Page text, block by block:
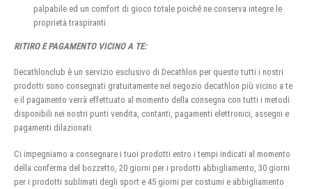
palpabile ed un comfort di gioco totale poiché ne conserva integre le
proprietà traspiranti.
RITIRO E PAGAMENTO VICINO A TE:
Decathlonclub è un servizio esclusivo di Decathlon per questo tutti i nostri
prodotti sono consegnati gratuitamente nel negozio decathlon più vicino a te
e il pagamento verrà effettuato al momento della consegna con tutti i metodi
disponibili nei nostri punti vendita, contanti, pagamenti elettronici, assegni e
pagamenti dilazionati.
Ci impegniamo a consegnare i tuoi prodotti entro i tempi indicati al momento
della conferma del bozzetto, 20 giorni per i prodotti abbigliamento, 30 giorni
per i prodotti sublimati degli sport e 45 giorni per costumi e abbigliamento